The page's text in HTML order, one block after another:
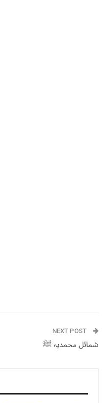
NEXT POST
شمائل محمدیہ ﷺ